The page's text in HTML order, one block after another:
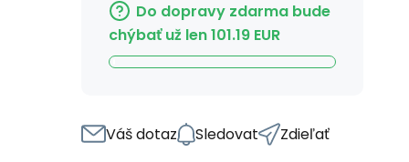
Do dopravy zdarma bude
chýbať už len101.19 EUR
Váš dotaz Sledovat Zdieľať